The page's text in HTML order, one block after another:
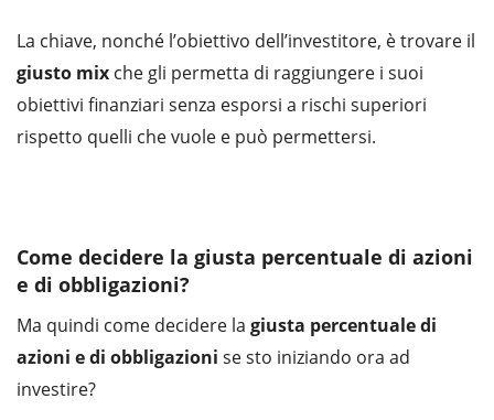
La chiave, nonché l’obiettivo dell’investitore, è trovare il
giusto mix che gli permetta di raggiungere i suoi
obiettivi finanziari senza esporsi a rischi superiori
rispetto quelli che vuole e può permettersi.
Ci serve il tuo ok per caricare il servizio
Come decidere la giusta percentuale di azioni
e di obbligazioni?
Ma quindi come decidere la giusta percentuale di
azioni e di obbligazioni se sto iniziando ora ad
investire?